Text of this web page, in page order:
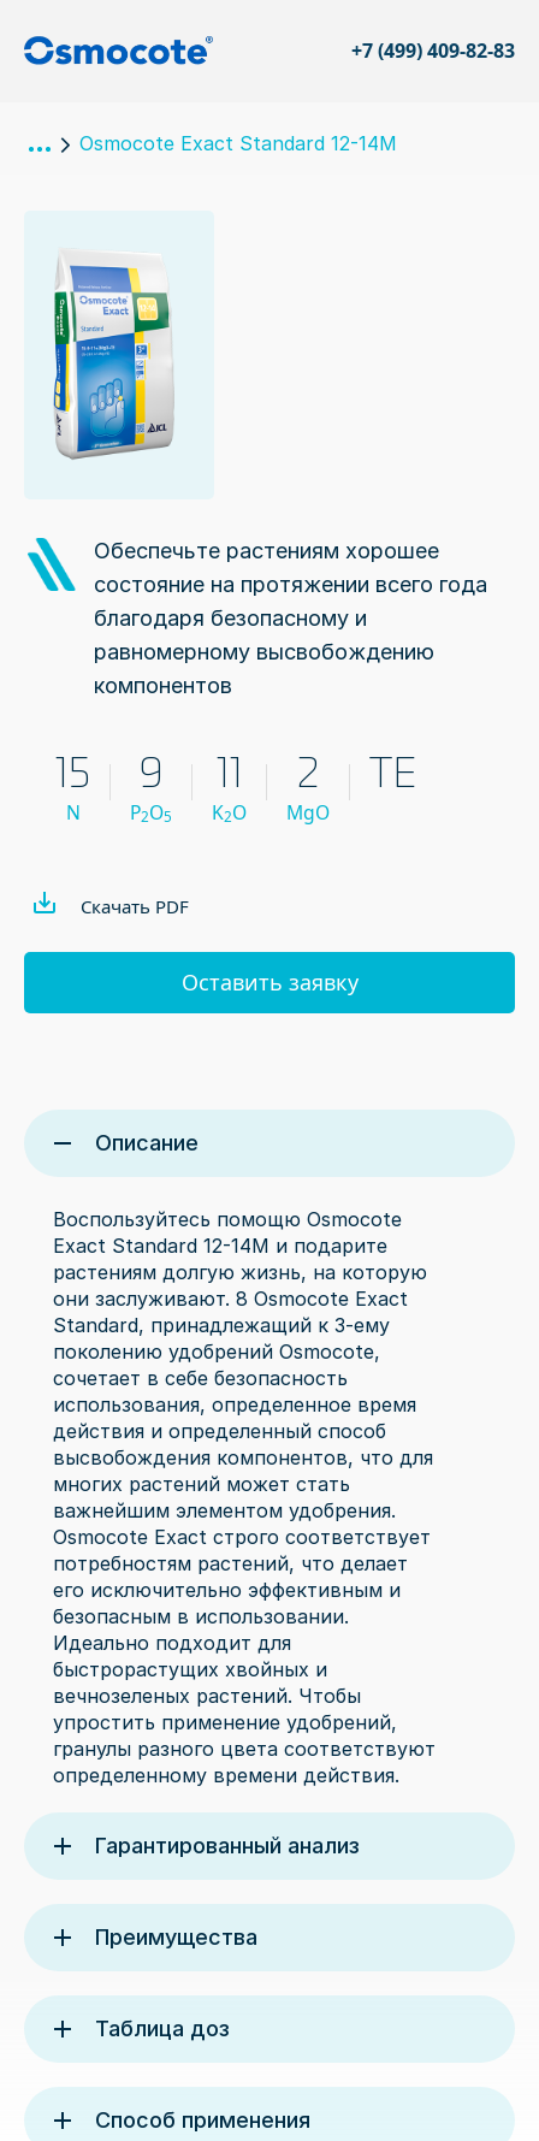
+7 (499) 409-82-83
Osmocote Exact Standard 12-14M
Обеспечьте растениям хорошее
состояние на протяжении всего года
благодаря безопасному и
равномерному высвобождению
компонентов
15
N
9
P2O5
11
K2O
2
MgO
TE
Скачать PDF
Оставить заявку
Описание
Воспользуйтесь помощю Osmocote
Exact Standard 12-14M и подарите
растениям долгую жизнь, на которую
они заслуживают. 8 Osmocote Exact
Standard, принадлежащий к 3-ему
поколению удобрений Osmocote,
сочетает в себе безопасность
использования, определенное время
действия и определенный способ
высвобождения компонентов, что для
многих растений может стать
важнейшим элементом удобрения.
Osmocote Exact строго соответствует
потребностям растений, что делает
его исключительно эффективным и
безопасным в использовании.
Идеально подходит для
быстрорастущих хвойных и
вечнозеленых растений. Чтобы
упростить применение удобрений,
гранулы разного цвета соответствуют
определенному времени действия.
Гарантированный анализ
Преимущества
Таблица доз
Способ применения